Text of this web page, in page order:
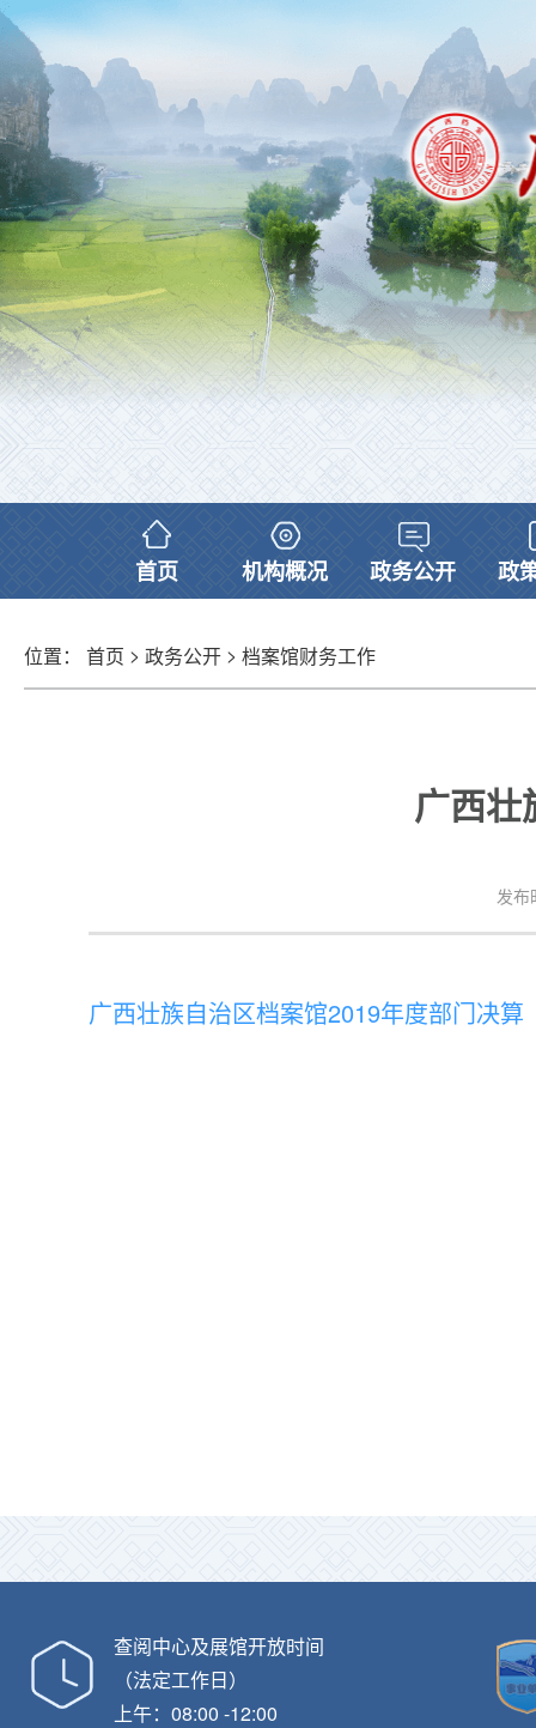
首页 机构概况 政务公开 政
位置： 首页 > 政务公开 > 档案馆财务工作
广西壮
发布
广西壮族自治区档案馆2019年度部门决算
查阅中心及展馆开放时间
（法定工作日）
上午：08:00 -12:00